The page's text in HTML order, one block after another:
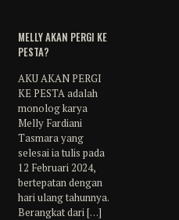
MELLY AKAN PERGI KE
PESTA?
AKU AKAN PERGI
KE PESTA adalah
monolog karya
Melly Fardiani
Tasmara yang
selesai ia tulis pada
12 Februari 2024,
bertepatan dengan
hari ulang tahunnya.
Berangkat dari[…]